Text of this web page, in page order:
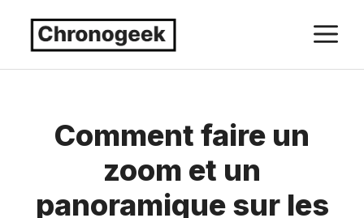
Comment faire un
zoom et un
panoramique sur les